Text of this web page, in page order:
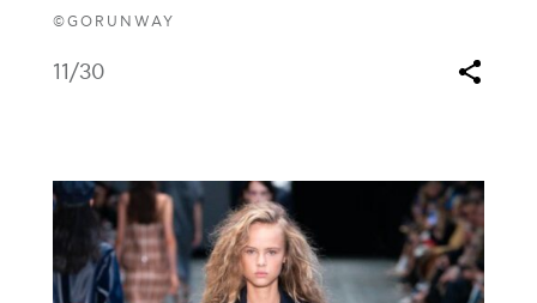
©GORUNWAY
11/30